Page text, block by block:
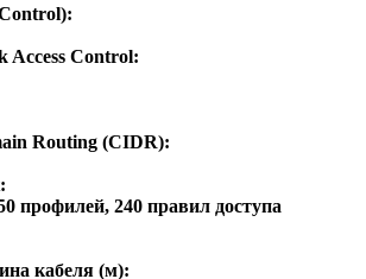
Access Control:
Routing (CIDR):
профилей, 240 правил доступа
кабеля (м):